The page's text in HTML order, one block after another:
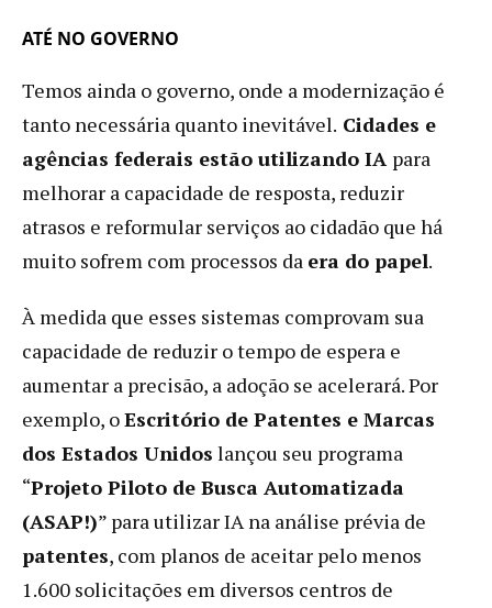
ATÉ NO GOVERNO
Temos ainda o governo, onde a modernização é
tanto necessária quanto inevitável. Cidades e
agências federais estão utilizando IA para
melhorar a capacidade de resposta, reduzir
atrasos e reformular serviços ao cidadão que há
muito sofrem com processos da era do papel.
À medida que esses sistemas comprovam sua
capacidade de reduzir o tempo de espera e
aumentar a precisão, a adoção se acelerará. Por
exemplo, oEscritório de Patentes e Marcas
dos Estados Unidos lançou seu programa
“Projeto Piloto de Busca Automatizada
(ASAP!)” para utilizar IA na análise prévia de
patentes, com planos de aceitar pelo menos
1.600 solicitações em diversos centros de